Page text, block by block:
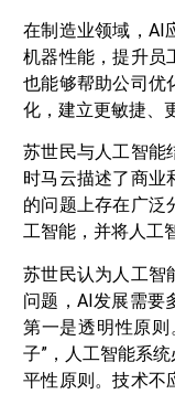
在制造业领域，AI
机器性能，提升员
也能够帮助公司优
化，建立更敏捷、
苏世民与人工智能
时马云描述了商业
的问题上存在广泛
工智能，并将人工
苏世民认为人工智
问题，AI发展需要
第一是透明性原
子”，人工智能系
平性原则。技术不